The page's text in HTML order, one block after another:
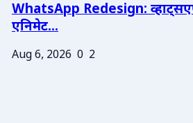
WhatsApp Redesign:
एनिमेट...
Aug 6, 2026 0 2